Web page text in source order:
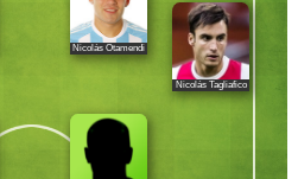
Nicolás Otamendi
Nicolás Tagliafico